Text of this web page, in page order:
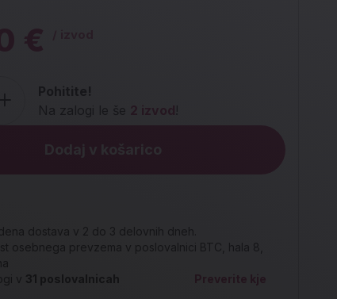
€
Pohitite!
Na zalogi le še 2 izvod!
Dodaj v košarico
dostava v 2 do 3 delovnih dneh.
osebnega prevzema v poslovalnici BTC, hala 8,
v 31 poslovalnicah Preverite kje